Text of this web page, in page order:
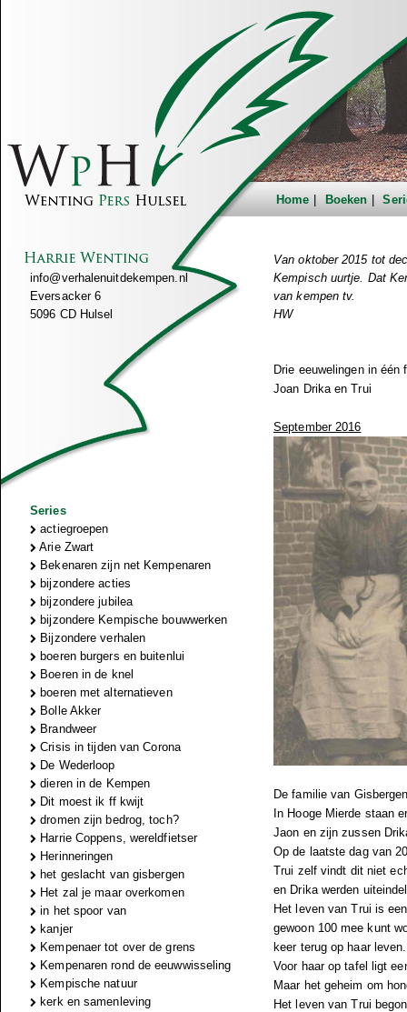
Home Boeken
info@verhalenuitdekempen.nl
Eversacker 6
5096 CD Hulsel
Series
actiegroepen
Arie Zwart
Bekenaren zijn net Kempenaren
bijzondere acties
bijzondere jubilea
bijzondere Kempische bouwwerken
Bijzondere verhalen
boeren burgers en buitenlui
Boeren in de knel
boeren met alternatieven
Bolle Akker
Brandweer
Crisis in tijden van Corona
De Wederloop
dieren in de Kempen
Dit moest ik ff kwijt
dromen zijn bedrog, toch?
Harrie Coppens, wereldfietser
Herinneringen
het geslacht van gisbergen
Het zal je maar overkomen
in het spoor van
kanjer
Kempenaer tot over de grens
Kempenaren rond de eeuwwisseling
Kempische natuur
kerk en samenleving
Van oktober 2015 tot
Kempisch uurtje. Dat
van kempen tv.
HW
Drie eeuwelingen in één
Joan Drika en Trui
September 2016
De familie van
In Hooge Mierde staan
Jaon en zijn zussen
Op de laatste dag van
Trui zelf vindt dit niet
en Drika werden
Het leven van Trui is
gewoon 100 mee kunt
keer terug op haar leven.
Voor haar op tafel ligt
Maar het geheim om
Het leven van Trui